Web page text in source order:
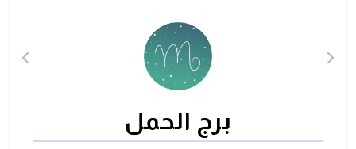
برج الحمل